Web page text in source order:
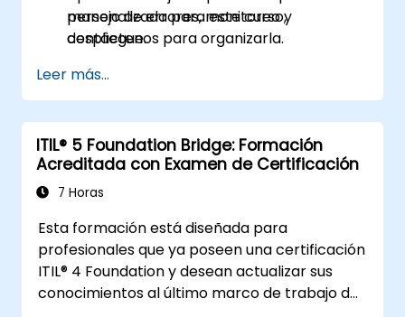
manejo de errores, monitoreo y
despliegue.
personalizada para este curso,
contáctenos para organizarla.
Leer más...
ITIL® 5 Foundation Bridge: Formación
Acreditada con Examen de Certificación
7 Horas
Esta formación está diseñada para
profesionales que ya poseen una certificación
ITIL® 4 Foundation y desean actualizar sus
conocimientos al último marco de trabajo de